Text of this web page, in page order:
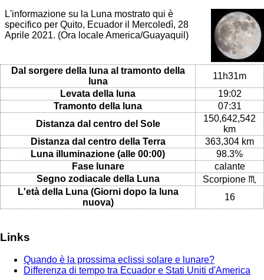
L'informazione su la Luna mostrato qui è
specifico per Quito, Ecuador il Mercoledì, 28
Aprile 2021. (Ora locale America/Guayaquil)
Dal sorgere della luna al tramonto della
luna
11h31m
Levata della luna
19:02
Tramonto della luna
07:31
Distanza dal centro del Sole
150,642,542
km
Distanza dal centro della Terra
363,304 km
Luna illuminazione (alle 00:00)
98.3%
Fase lunare
calante
Segno zodiacale della Luna
Scorpione ♏
L'età della Luna (Giorni dopo la luna
nuova)
16
Links
Quando è la prossima eclissi solare e lunare?
Differenza di tempo tra Ecuador e Stati Uniti d'America